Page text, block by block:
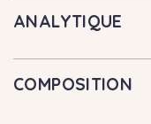
ANALYTIQUE
COMPOSITION